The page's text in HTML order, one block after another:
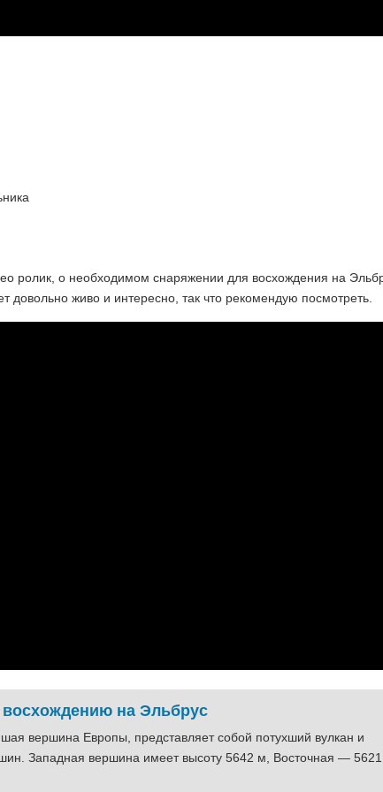
ролик, о необходимом снаряжении для восхождения на
довольно живо и интересно, так что рекомендую посмотреть.
восхождению на Эльбрус
вершина Европы, представляет собой потухший вулкан и
Западная вершина имеет высоту 5642 м, Восточная —